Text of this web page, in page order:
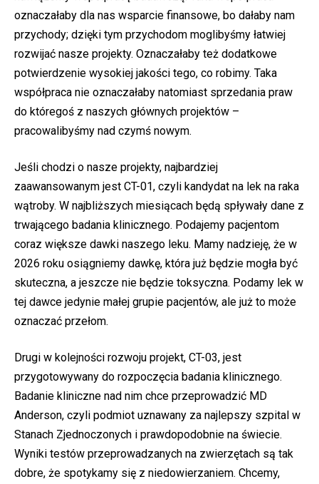
oznaczałaby dla nas wsparcie finansowe, bo dałaby nam
przychody; dzięki tym przychodom moglibyśmy łatwiej
rozwijać nasze projekty. Oznaczałaby też dodatkowe
potwierdzenie wysokiej jakości tego, co robimy. Taka
współpraca nie oznaczałaby natomiast sprzedania praw
do któregoś z naszych głównych projektów –
pracowalibyśmy nad czymś nowym.
Jeśli chodzi o nasze projekty, najbardziej
zaawansowanym jest CT-01, czyli kandydat na lek na raka
wątroby. W najbliższych miesiącach będą spływały dane z
trwającego badania klinicznego. Podajemy pacjentom
coraz większe dawki naszego leku. Mamy nadzieję, że w
2026 roku osiągniemy dawkę, która już będzie mogła być
skuteczna, a jeszcze nie będzie toksyczna. Podamy lek w
tej dawce jedynie małej grupie pacjentów, ale już to może
oznaczać przełom.
Drugi w kolejności rozwoju projekt, CT-03, jest
przygotowywany do rozpoczęcia badania klinicznego.
Badanie kliniczne nad nim chce przeprowadzić MD
Anderson, czyli podmiot uznawany za najlepszy szpital w
Stanach Zjednoczonych i prawdopodobnie na świecie.
Wyniki testów przeprowadzanych na zwierzętach są tak
dobre, że spotykamy się z niedowierzaniem. Chcemy,